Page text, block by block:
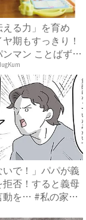
える力」を育め
期もすっきり！
マン ことばずか
いで！」パパが義
否！すると義母
動を… #私の家